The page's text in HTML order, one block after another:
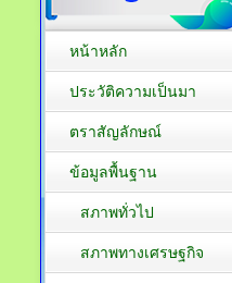
หน้าหลัก
ประวัติความเป็นมา
ตราสัญลักษณ์
ข้อมูลพื้นฐาน
สภาพทั่วไป
สภาพทางเศรษฐกิจ